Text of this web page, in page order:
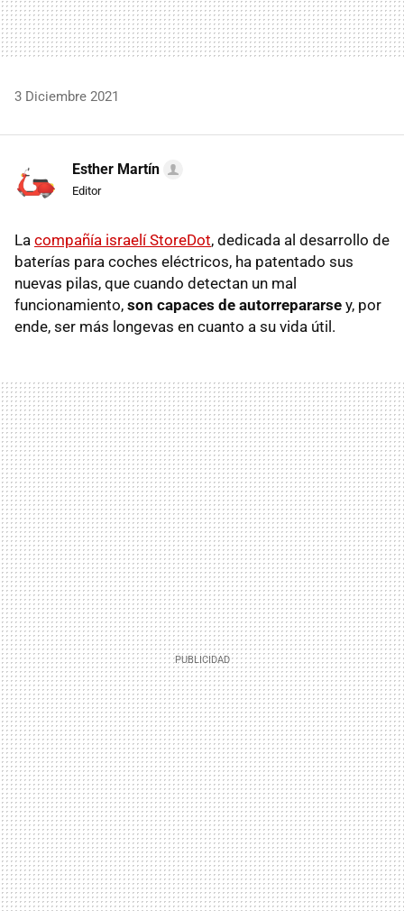
3 Diciembre 2021
Esther Martín
Editor
La compañía israelí StoreDot, dedicada al desarrollo de
baterías para coches eléctricos, ha patentado sus
nuevas pilas, que cuando detectan un mal
funcionamiento, son capaces de autorrepararse y, por
ende, ser más longevas en cuanto a su vida útil.